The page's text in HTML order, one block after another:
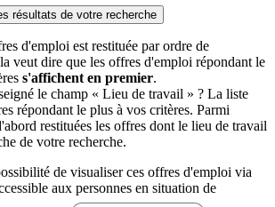
résultats de votre recherche
d'emploi est restituée par ordre de
veut dire que les offres d'emploi répondant le
s'affichent en premier.
le champ « Lieu de travail » ? La liste
répondant le plus à vos critères. Parmi
restituées les offres dont le lieu de travail
de votre recherche.
de visualiser ces offres d'emploi via
aux personnes en situation de